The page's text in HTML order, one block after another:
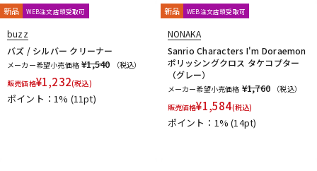
New York Stage 1
Syos
新品 WEB注文店頭受取可
buzz
バズ / シルバー クリーナー
メーカー希望小売価格 ¥1,540
（税込）
販売価格¥1,232(税込)
ポイント：1% (11pt)
新品 WEB注文店頭受取可
NONAKA
Sanrio Characters I'm Doraemon
ポリッシングクロス タケコプター
（グレー）
メーカー希望小売価格 ¥1,760
（税込）
販売価格¥1,584(税込)
ポイント：1%(14pt)